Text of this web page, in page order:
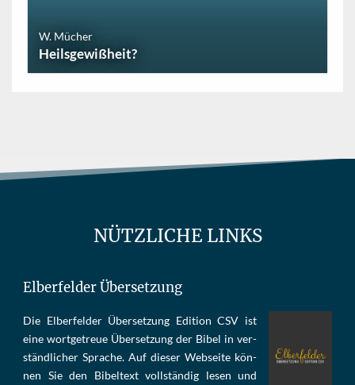
W. Mücher
Heilsgewißheit?
NÜTZLICHE LINKS
Elberfelder Übersetzung
Die Elber­fel­der Über­set­zung Edi­tion CSV ist
eine wort­ge­treue Über­set­zung der Bi­bel in ver­
ständ­li­cher Spra­che. Auf die­ser Web­sei­te kön­
nen Sie den Bi­bel­text voll­stän­dig le­sen und